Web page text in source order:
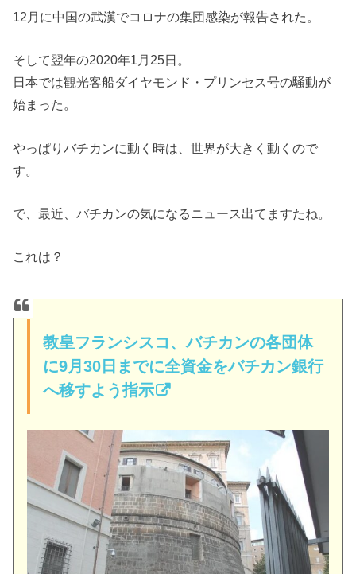
12月に中国の武漢でコロナの集団感染が報告された。
そして翌年の2020年1月25日。
日本では観光客船ダイヤモンド・プリンセス号の騒動が
始まった。
やっぱりバチカンに動く時は、世界が大きく動くので
す。
で、最近、バチカンの気になるニュース出てますたね。
これは？
教皇フランシスコ、バチカンの各団体
に9月30日までに全資金をバチカン銀行
へ移すよう指示